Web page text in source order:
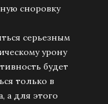
сноровку
серьезным
урону
будет
только в
а для этого